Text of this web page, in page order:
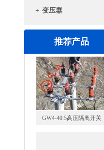
+ 变压器
推荐产品